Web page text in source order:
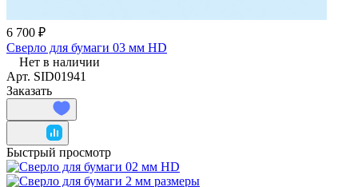
6 700 ₽
Сверло для бумаги 03 мм HD
Нет в наличии
Арт. SID01941
Заказать
Быстрый просмотр